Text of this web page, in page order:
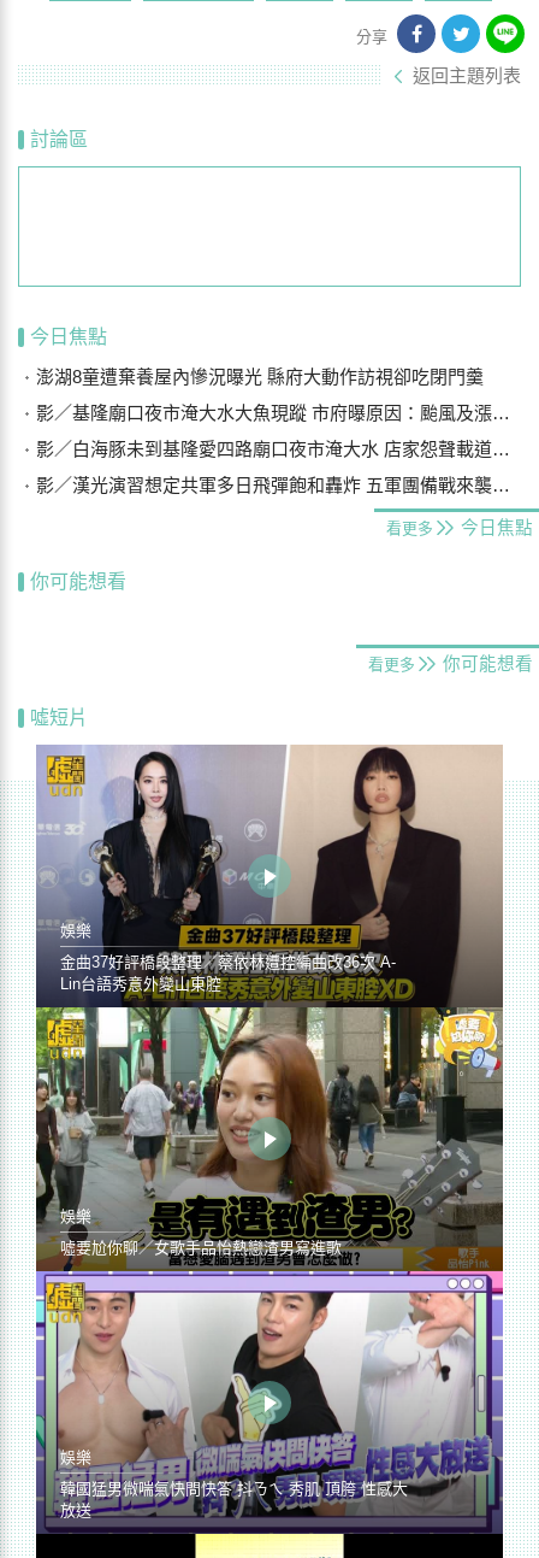
分享
返回主題列表
討論區
今日焦點
澎湖8童遭棄養屋內慘況曝光 縣府大動作訪視卻吃閉門羹
影／基隆廟口夜市淹大水大魚現蹤 市府曝原因：颱風及漲潮海水倒灌
影／白海豚未到基隆愛四路廟口夜市淹大水 店家怨聲載道…封路排水
影／漢光演習想定共軍多日飛彈飽和轟炸 五軍團備戰來襲船團
看更多 今日焦點
你可能想看
看更多 你可能想看
噓短片
娛樂
金曲37好評橋段整理／蔡依林遭控編曲改36次 A-
Lin台語秀意外變山東腔
娛樂
噓要尬你聊／女歌手品怡熱戀渣男寫進歌
娛樂
韓國猛男微喘氣快問快答 抖ㄋㄟ 秀肌 頂胯 性感大
放送